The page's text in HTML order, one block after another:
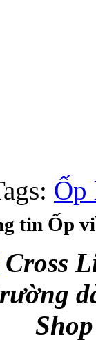
Ốp lưng Sony
Ốp
tin Ốp
Cross